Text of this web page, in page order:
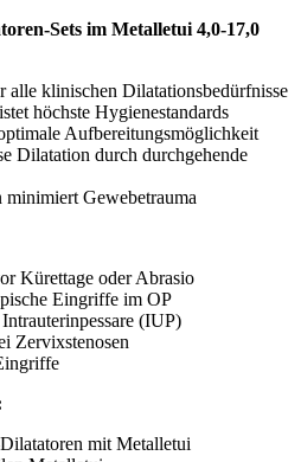
Sets im Metalletui 4,0-17,0
alle klinischen Dilatationsbedürfnisse
höchste Hygienestandards
Aufbereitungsmöglichkeit
Dilatation durch durchgehende
minimiert Gewebetrauma
Kürettage oder Abrasio
Eingriffe im OP
(IUP)
Zervixstenosen
mit Metalletui